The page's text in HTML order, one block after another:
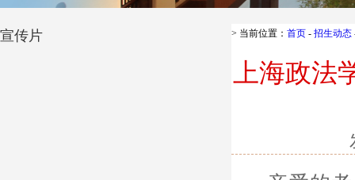
宣传片 > 当前位置： 首页 - 招生动态